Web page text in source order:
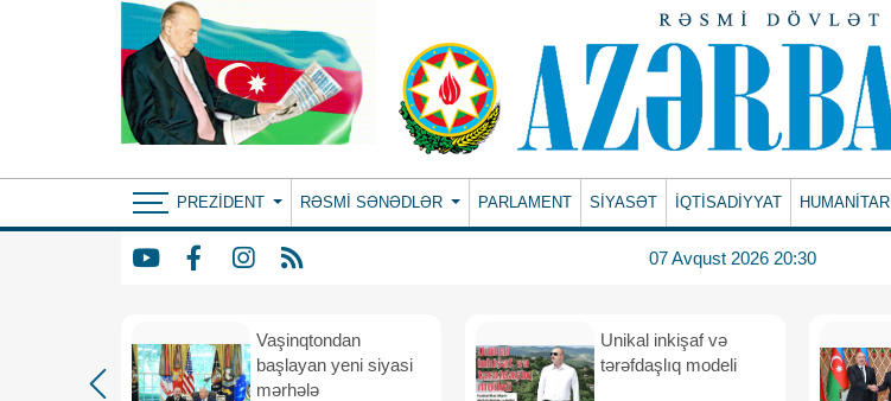
PREZIDENT RƏSMI SƏNƏDLƏR PARLAMENT SİYASƏT İQTİSADİYYAT HUMANITAR
07 Avqust 2026 20:30
Vaşinqtondan
başlayan yeni siyasi
mərhələ
Unikal inkişaf və
tərəfdaşlıq modeli